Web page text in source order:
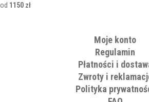
od 1150 zł
Moje konto
Regulamin
Płatności i
Zwroty i
Polityka